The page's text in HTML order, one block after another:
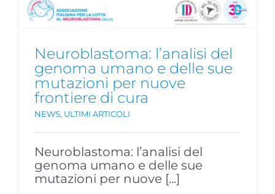
Neuroblastoma: l’analisi del
genoma umano e delle sue
mutazioni per nuove
frontiere di cura
NEWS, ULTIMI ARTICOLI
Neuroblastoma: l’analisi del
genoma umano e delle sue
mutazioni per nuove [...]